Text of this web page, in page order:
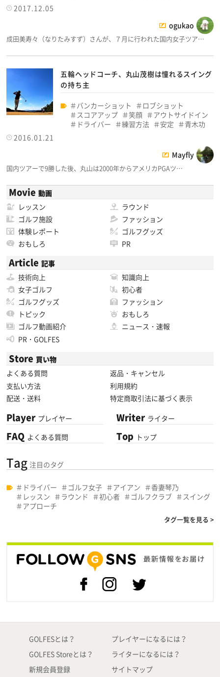
2017.12.05
ogukao
成田美寿々（なりたみすず）さんが、７月に行われた国内女子ツア…
五輪ヘッドコーチ、丸山茂樹は憧れるスイング
の持ち主
バンカーショット
ロブショット
スコアアップ
笑顔
アウトサイドイン
ドライバー
練習方法 安定
青木功
2016.01.21
Mayfly
国内ツアーで9勝した後、丸山は2000年からアメリカPGAツ…
Movie 動画
レッスン
ラウンド
ゴルフ施設
ファッション
体験レポート
ゴルフグッズ
おもしろ
PR
Article 記事
技術向上
知識向上
女子ゴルフ
初心者
ゴルフグッズ
ファッション
トピック
おもしろ
ゴルフ動画紹介
ニュース・速報
PR・GOLFES
Store 買い物
よくある質問
返品・キャンセル
支払い方法
利用規約
配送・送料
特定商取引法に基づく表示
Player プレイヤー
FAQ よくある質問
Writer ライター
Top トップ
Tag 注目のタグ
ドライバー ゴルフ女子 アイアン
香妻琴乃
レッスン
ラウンド 初心者 ゴルフクラブ
スイング
アプローチ
タグ一覧を見る >
GOLFESとは？
GOLFES Storeとは？
新規会員登録
プレイヤーになるには？
ライターになるには？
サイトマップ